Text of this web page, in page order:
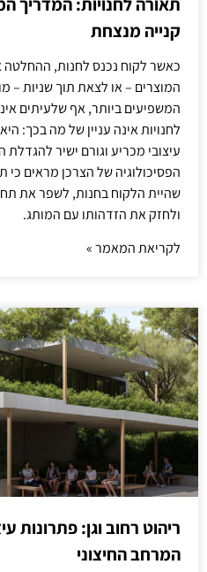
קנייה מנצחת
כאשר לקוח נכנס לחנות, ההחלטה
המוצרים – או לצאת תוך שניות –
המשפיעים ביותר, אף שלעיתים
לחנויות אינה עניין של מה בכך:
עיצובי מכריע וגורם ישיר
הפסיכולוגיה של הצרכן מראים כי
שהיית הלקוח בחנות, לשפר את
ולחזק את הזדהותו עם המותג.
לקריאת המאמר »
ריהוט רחוב וגן: פתרונות
המרחב החיצוני